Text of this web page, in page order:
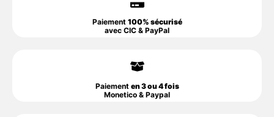
Paiement 100% sécurisé
avec CIC & PayPal
Paiement en 3 ou 4 fois
Monetico & Paypal